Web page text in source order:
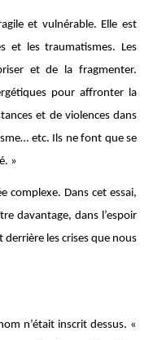
et vulnérable. Elle est
et les traumatismes. Les
et de la fragmenter.
pour affronter la
et de violences dans
etc. Ils ne font que se
»
complexe. Dans cet essai,
davantage, dans l’espoir
les crises que nous
n’était inscrit dessus. «